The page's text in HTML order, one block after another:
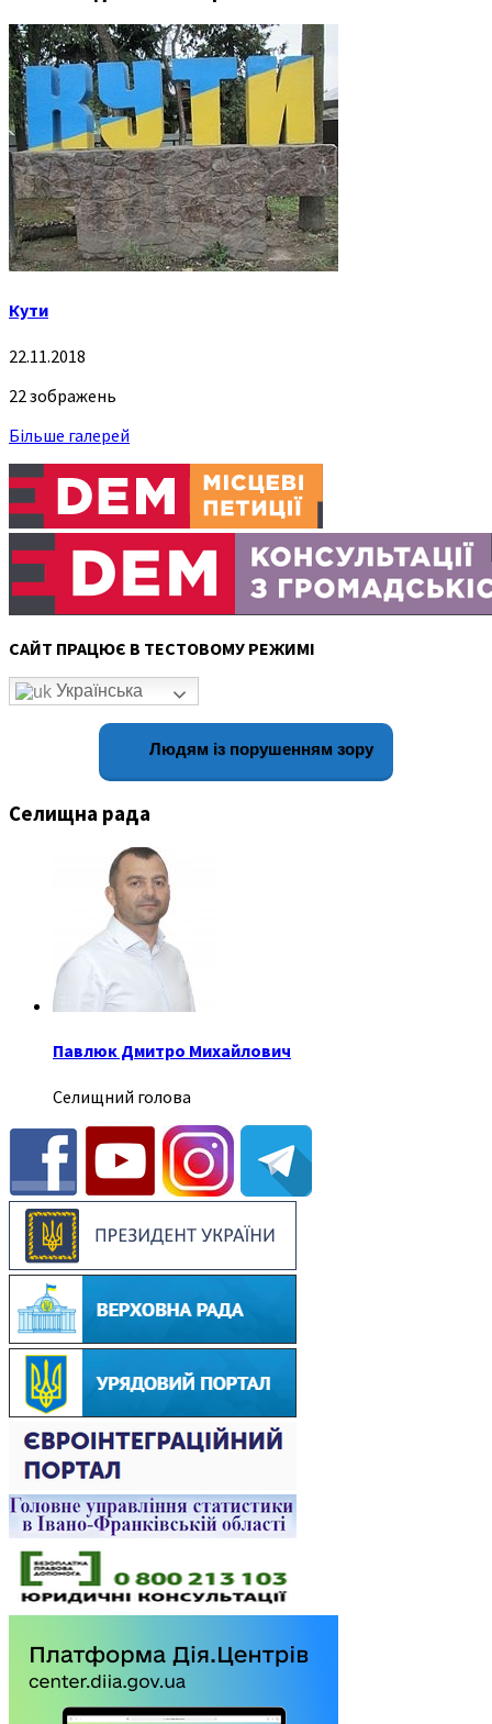
Кути
22.11.2018
22 зображень
Більше галерей
САЙТ ПРАЦЮЄ В ТЕСТОВОМУ РЕЖИМІ
Українська
Людям із порушенням зору
Селищна рада
Павлюк Дмитро Михайлович
Селищний голова